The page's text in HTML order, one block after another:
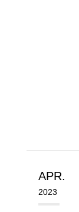
APR.
2023